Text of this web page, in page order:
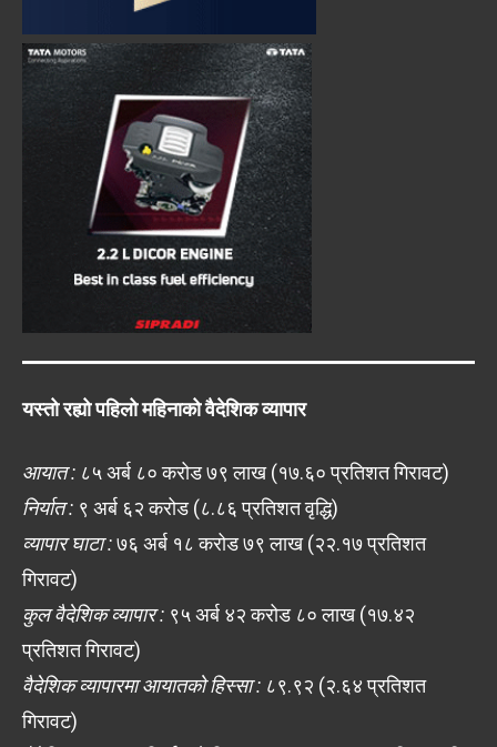
यस्तो रह्यो पहिलो महिनाको वैदेशिक व्यापार
आयात : ८५ अर्ब ८० करोड ७९ लाख (१७.६० प्रतिशत गिरावट)
निर्यात : ९ अर्ब ६२ करोड (८.८६ प्रतिशत वृद्धि)
व्यापार घाटा :७६ अर्ब १८ करोड ७९ लाख (२२.१७ प्रतिशत
गिरावट)
कुल वैदेशिक व्यापार : ९५ अर्ब ४२ करोड ८० लाख (१७.४२
प्रतिशत गिरावट)
वैदेशिक व्यापारमा आयातको हिस्सा : ८९.९२ (२.६४ प्रतिशत
गिरावट)